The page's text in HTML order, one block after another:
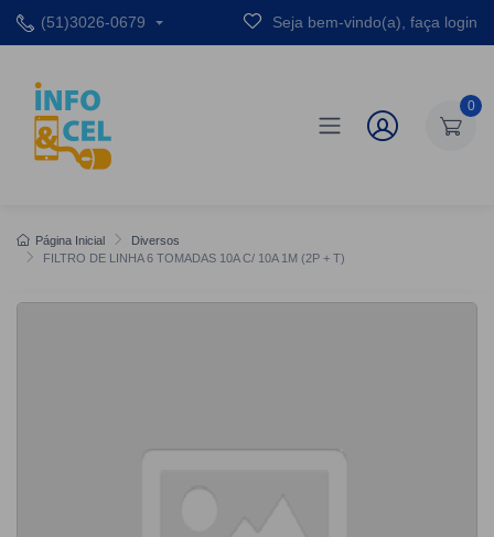
(51)3026-0679 Seja bem-vindo(a), faça login
0
Página Inicial
Diversos
FILTRO DE LINHA 6 TOMADAS 10A C/ 10A 1M (2P + T)